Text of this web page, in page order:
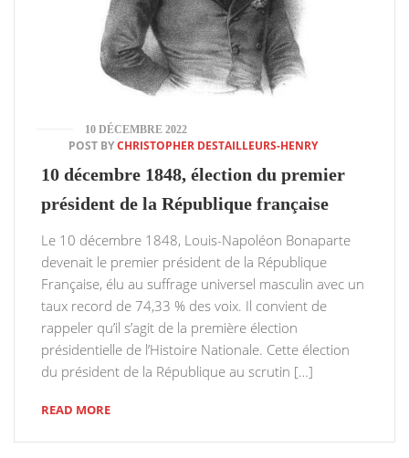
10 DÉCEMBRE 2022
POST BYCHRISTOPHER DESTAILLEURS-HENRY
10 décembre 1848, élection du premier
président de la République française
Le 10 décembre 1848, Louis-Napoléon Bonaparte
devenait le premier président de la République
Française, élu au suffrage universel masculin avec un
taux record de 74,33 % des voix. Il convient de
rappeler qu’il s’agit de la première élection
présidentielle de l’Histoire Nationale. Cette élection
du président de la République au scrutin […]
READ MORE